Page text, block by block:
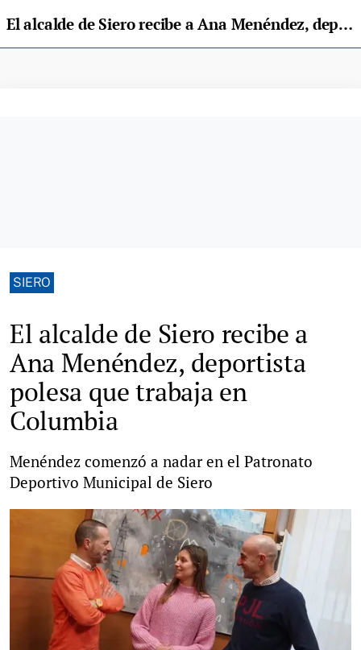
El alcalde de Siero recibe a Ana Menéndez, deportista polesa que trabaja en Columbia
SIERO
El alcalde de Siero recibe a
Ana Menéndez, deportista
polesa que trabaja en
Columbia
Menéndez comenzó a nadar en el Patronato
Deportivo Municipal de Siero